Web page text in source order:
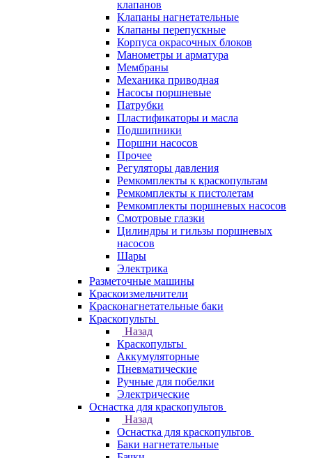
клапанов
Клапаны нагнетательные
Клапаны перепускные
Корпуса окрасочных блоков
Манометры и арматура
Мембраны
Механика приводная
Насосы поршневые
Патрубки
Пластификаторы и масла
Подшипники
Поршни насосов
Прочее
Регуляторы давления
Ремкомплекты к краскопультам
Ремкомплекты к пистолетам
Ремкомплекты поршневых насосов
Смотровые глазки
Цилиндры и гильзы поршневых
насосов
Шары
Электрика
Разметочные машины
Краскоизмельчители
Красконагнетательные баки
Краскопульты
Назад
Краскопульты
Аккумуляторные
Пневматические
Ручные для побелки
Электрические
Оснастка для краскопультов
Назад
Оснастка для краскопультов
Баки нагнетательные